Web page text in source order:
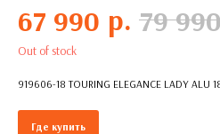
67 990 р. 79
Out of stock
919606-18 TOURING ELEGANCE LADY ALU
Где купить